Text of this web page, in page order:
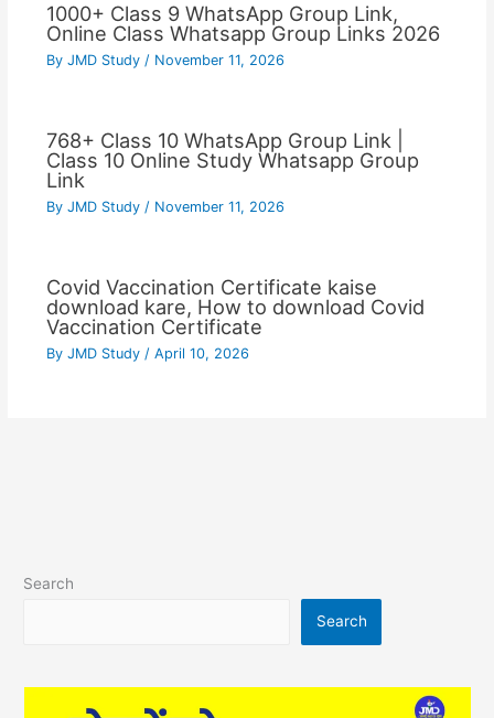
1000+ Class 9 WhatsApp Group Link,
Online Class Whatsapp Group Links 2026
By JMD Study / November 11, 2026
768+ Class 10 WhatsApp Group Link |
Class 10 Online Study Whatsapp Group
Link
By JMD Study / November 11, 2026
Covid Vaccination Certificate kaise
download kare, How to download Covid
Vaccination Certificate
By JMD Study / April 10, 2026
Search
Search